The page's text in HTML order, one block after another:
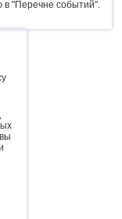
"Перечне событий".